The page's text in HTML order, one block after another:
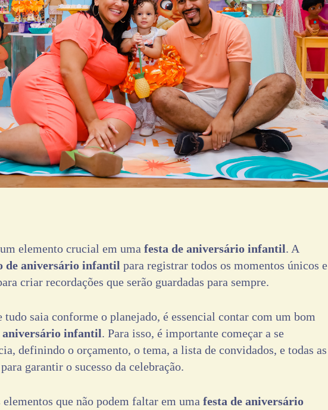
elemento crucial em uma festa de aniversário infantil. A
de aniversário infantil para registrar todos os momentos únicos e
criar recordações que serão guardadas para sempre.
saia conforme o planejado, é essencial contar com um bom
aniversário infantil. Para isso, é importante começar a se
definindo o orçamento, o tema, a lista de convidados, e todas as
garantir o sucesso da celebração.
que não podem faltar em uma festa de aniversário